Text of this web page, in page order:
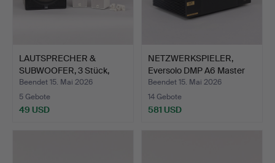
LAUTSPRECHER &
SUBWOOFER, 3 Stück,
Canton.
Beendet 15. Mai 2026
5 Gebote
49 USD
NETZWERKSPIELER,
Eversolo DMP A6 Master
Ed…
Beendet 15. Mai 2026
14 Gebote
581 USD